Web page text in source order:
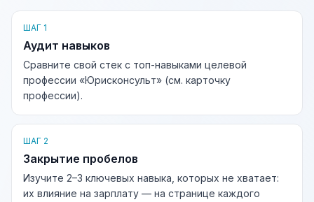
ШАГ 1
Аудит навыков
Сравните свой стек с топ-навыками целевой
профессии «Юрисконсульт» (см. карточку
профессии).
ШАГ 2
Закрытие пробелов
Изучите 2–3 ключевых навыка, которых не хватает:
их влияние на зарплату — на странице каждого